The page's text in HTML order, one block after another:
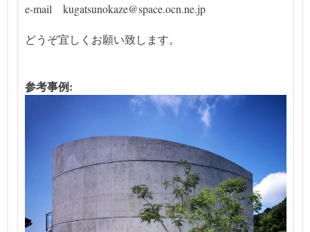
e-mail kugatsunokaze@space.ocn.ne.jp
どうぞ宜しくお願い致します。
参考事例: